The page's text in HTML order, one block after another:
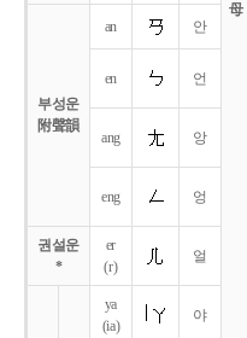
母
부성운
附聲韻
an 안
en 언
ang 앙
eng 엉
권설운
*
er
(r)
얼
ya
(ia)
야